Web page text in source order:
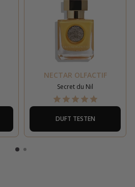
NECTAR OLFACTIF
Secret du Nil
DUFT TESTEN